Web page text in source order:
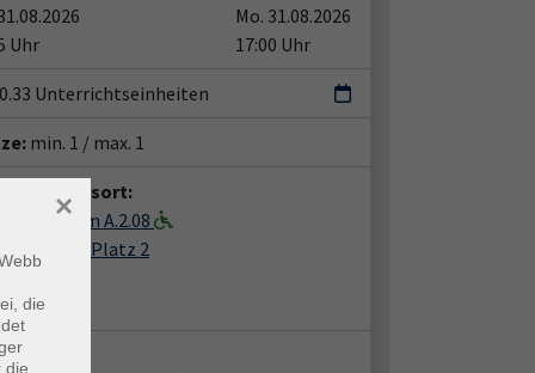
Uhr
Mo. 31.08.2026
17:00 Uhr
0.33 Unterrichtseinheiten
min. 1 / max. 1
Haus, Raum A.2.08
der-Leyen-Platz 2
Krefeld
A.2.08
die
die
×